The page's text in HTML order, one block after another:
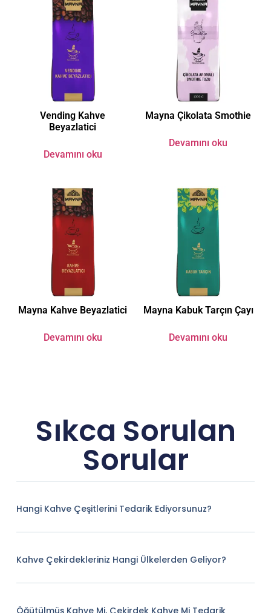
Vending Kahve
Beyazlatici
Devamını oku
Mayna Çikolata Smothie
Devamını oku
Mayna Kahve Beyazlatici
Devamını oku
Mayna Kabuk Tarçın Çayı
Devamını oku
Sıkca Sorulan
Sorular
Hangi Kahve Çeşitlerini Tedarik Ediyorsunuz?
Kahve Çekirdekleriniz Hangi Ülkelerden Geliyor?
Öğütülmüş Kahve Mi, Çekirdek Kahve Mi Tedarik